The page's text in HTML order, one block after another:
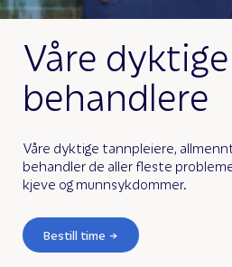
Våre dyktige
behandlere
Våre dyktige tannpleiere,
behandler de aller fleste
kjeve og munnsykdommer.
Bestill time